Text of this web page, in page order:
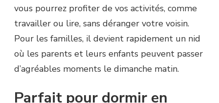
vous pourrez profiter de vos activités, comme
travailler ou lire, sans déranger votre voisin.
Pour les familles, il devient rapidement un nid
où les parents et leurs enfants peuvent passer
d’agréables moments le dimanche matin.
Parfait pour dormir en